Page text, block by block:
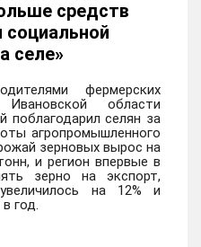
средств
селе»
фермерских
области
поблагодарил селян за
агропромышленного
зерновых вырос на
и регион впервые в
зерно на экспорт,
на 12% и
год.